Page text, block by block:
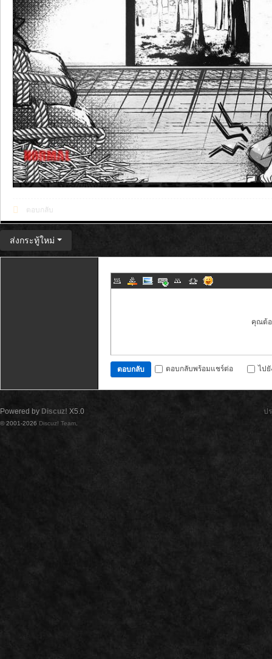
ตอบกลับ
ส่งกระทู้ใหม่
คุณต้อ
ตอบกลับ ตอบกลับพร้อมแชร์ต่อ ไป
ป
Powered by Discuz! X5.0
© 2001-2026 Discuz! Team